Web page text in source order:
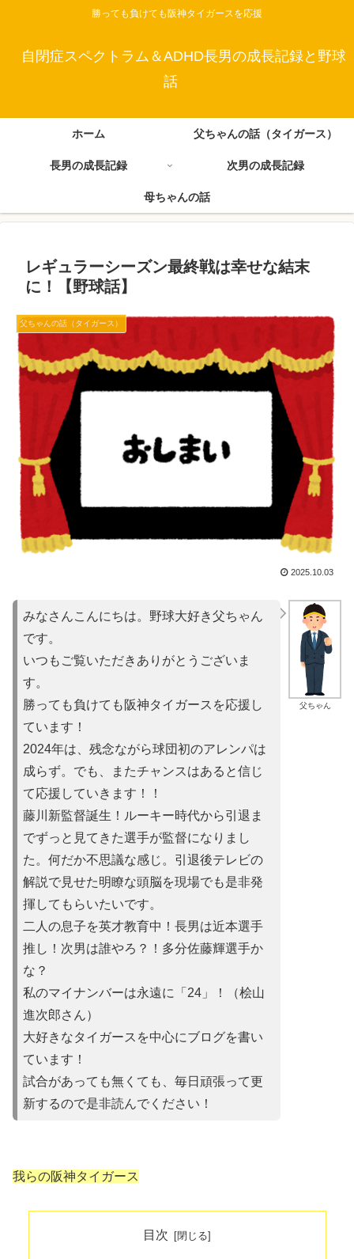
勝っても負けても阪神タイガースを応援
自閉症スペクトラム＆ADHD長男の成長記録と野球
話
ホーム 父ちゃんの話（タイガース）
長男の成長記録 次男の成長記録
母ちゃんの話
レギュラーシーズン最終戦は幸せな結末
に！【野球話】
父ちゃんの話（タイガース）
2025.10.03
父ちゃん
みなさんこんにちは。野球大好き父ちゃん
です。
いつもご覧いただきありがとうございま
す。
勝っても負けても阪神タイガースを応援し
ています！
2024年は、残念ながら球団初のアレンパは
成らず。でも、またチャンスはあると信じ
て応援していきます！！
藤川新監督誕生！ルーキー時代から引退ま
でずっと見てきた選手が監督になりまし
た。何だか不思議な感じ。引退後テレビの
解説で見せた明瞭な頭脳を現場でも是非発
揮してもらいたいです。
二人の息子を英才教育中！長男は近本選手
推し！次男は誰やろ？！多分佐藤輝選手か
な？
私のマイナンバーは永遠に「24」！（桧山
進次郎さん）
大好きなタイガースを中心にブログを書い
ています！
試合があって も無くても、毎日頑張って更
新するので是非読んでください！
我らの阪神タイガース
目次